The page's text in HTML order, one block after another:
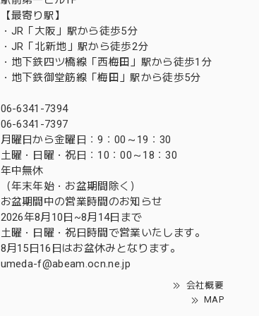
【最寄り駅】
・JR「大阪」駅から徒歩5分
・JR「北新地」駅から徒歩2分
・地下鉄四ツ橋線「西梅田」駅から徒歩1分
・地下鉄御堂筋線「梅田」駅から徒歩5分
06-6341-7394
06-6341-7397
月曜日から金曜日：9：00～19：30
土曜・日曜・祝日：10：00～18：30
年中無休
（年末年始・お盆期間除く）
お盆期間中の営業時間のお知らせ
2026年8月10日~8月14日まで
土曜・日曜・祝日時間で営業いたします。
8月15日16日はお盆休みとなります。
umeda-f@abeam.ocn.ne.jp
会社概要
MAP